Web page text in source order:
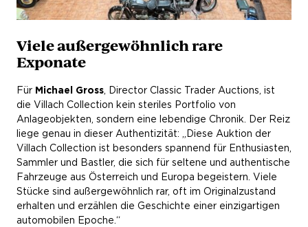
Viele außergewöhnlich rare
Exponate
Für Michael Gross , Director Classic Trader Auctions, ist
die Villach Collection kein steriles Portfolio von
Anlageobjekten, sondern eine lebendige Chronik. Der Reiz
liege genau in dieser Authentizität: „Diese Auktion der
Villach Collection ist besonders spannend für Enthusiasten,
Sammler und Bastler, die sich für seltene und authentische
Fahrzeuge aus Österreich und Europa begeistern. Viele
Stücke sind außergewöhnlich rar, oft im Originalzustand
erhalten und erzählen die Geschichte einer einzigartigen
automobilen Epoche.“